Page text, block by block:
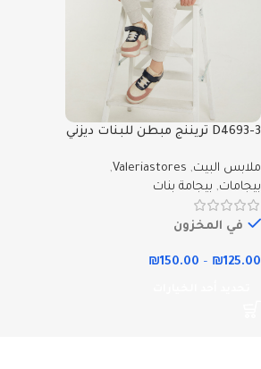
D4693-3 تريننج مبطن للبنات ديزني
ملابس البيت,
Valeriastores
,
بيجامات, بيجامة بنات
في المخزون
₪125.00
–
₪150.00